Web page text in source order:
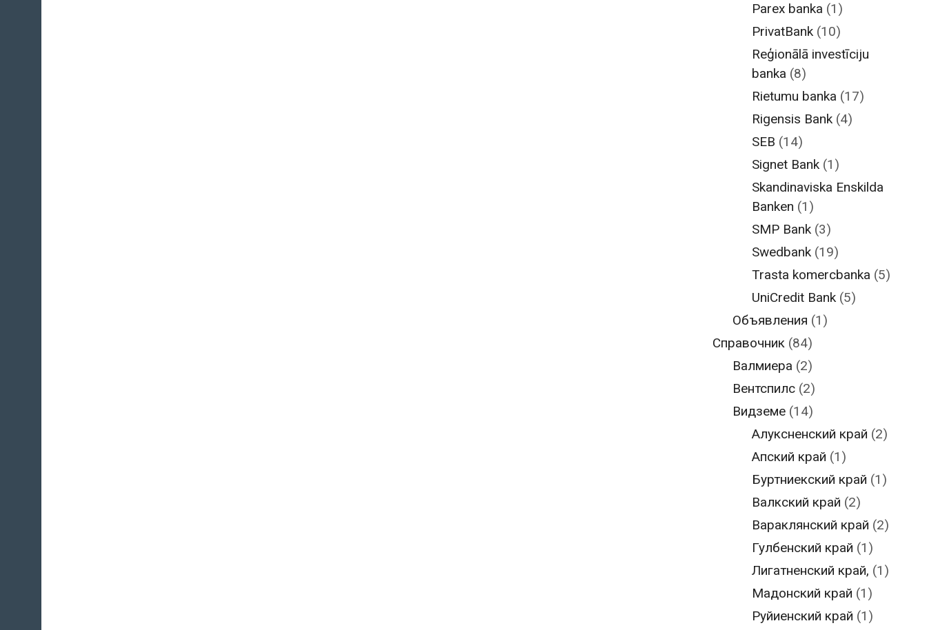
Parex banka (1)
PrivatBank (10)
Reģionālā investīciju
banka (8)
Rietumu banka (17)
Rigensis Bank (4)
SEB (14)
Signet Bank (1)
Skandinaviska Enskilda
Banken (1)
SMP Bank (3)
Swedbank (19)
Trasta komercbanka (5)
UniCredit Bank (5)
Объявления (1)
Справочник (84)
Валмиера (2)
Вентспилс(2)
Видземе(14)
Алуксненский край (2)
Апский край (1)
Буртниекский край (1)
Валкский край (2)
Вараклянский край (2)
Гулбенский край (1)
Лигатненский край, (1)
Мадонский край (1)
Руйиенский край (1)